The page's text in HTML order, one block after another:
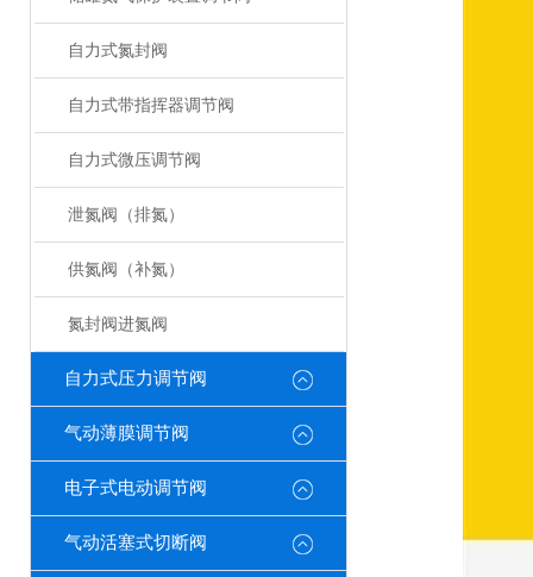
自力式氮封阀
自力式带指挥器调节阀
自力式微压调节阀
泄氮阀（排氮）
供氮阀（补氮）
氮封阀进氮阀
自力式压力调节阀
气动薄膜调节阀
电子式电动调节阀
气动活塞式切断阀